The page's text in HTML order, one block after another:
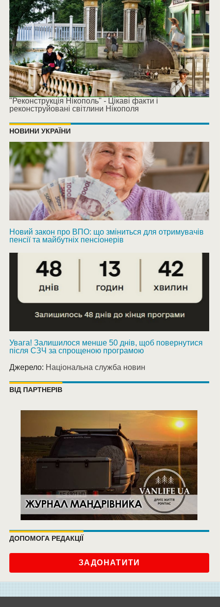
"Реконструкція Нікополь" - Цікаві факти і
реконструйовані світлини Нікополя
НОВИНИ УКРАЇНИ
Новий закон про ВПО: що зміниться для отримувачів
пенсії та майбутніх пенсіонерів
Увага! Залишилося менше 50 днів, щоб повернутися
після СЗЧ за спрощеною програмою
Джерело: Національна служба новин
ВІД ПАРТНЕРІВ
ДОПОМОГА РЕДАКЦІЇ
ЗАДОНАТИТИ